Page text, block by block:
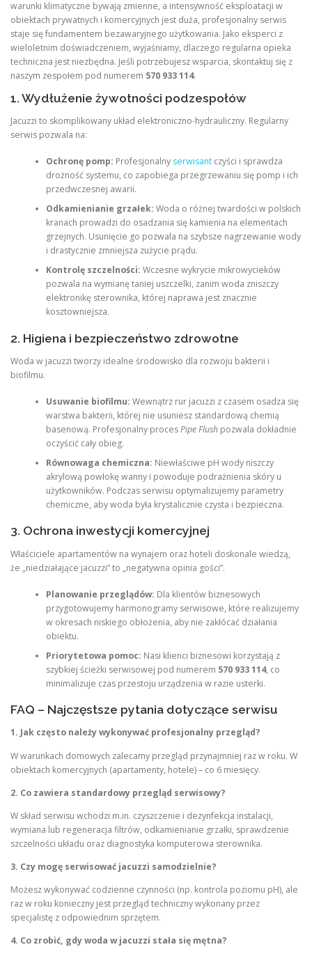
warunki klimatyczne bywają zmienne, a intensywność eksploatacji w
obiektach prywatnych i komercyjnych jest duża, profesjonalny serwis
staje się fundamentem bezawaryjnego użytkowania. Jako eksperci z
wieloletnim doświadczeniem, wyjaśniamy, dlaczego regularna opieka
techniczna jest niezbędna. Jeśli potrzebujesz wsparcia, skontaktuj się z
naszym zespołem pod numerem 570 933 114.
1. Wydłużenie żywotności podzespołów
Jacuzzi to skomplikowany układ elektroniczno-hydrauliczny. Regularny
serwis pozwala na:
Ochronę pomp: Profesjonalny serwisantczyści i sprawdza
drożność systemu, co zapobiega przegrzewaniu się pomp i ich
przedwczesnej awarii.
Odkamienianie grzałek: Woda o różnej twardości w polskich
kranach prowadzi do osadzania się kamienia na elementach
grzejnych. Usunięcie go pozwala na szybsze nagrzewanie wody
i drastycznie zmniejsza zużycie prądu.
Kontrolę szczelności: Wczesne wykrycie mikrowycieków
pozwala na wymianę taniej uszczelki, zanim woda zniszczy
elektronikę sterownika, której naprawa jest znacznie
kosztowniejsza.
2. Higiena i bezpieczeństwo zdrowotne
Woda w jacuzzi tworzy idealne środowisko dla rozwoju bakterii i
biofilmu.
Usuwanie biofilmu: Wewnątrz rur jacuzzi z czasem osadza się
warstwa bakterii, której nie usuniesz standardową chemią
basenową. Profesjonalny procesPipe Flushpozwala dokładnie
oczyścić cały obieg.
Równowaga chemiczna: Niewłaściwe pH wody niszczy
akrylową powłokę wanny i powoduje podrażnienia skóry u
użytkowników. Podczas serwisu optymalizujemy parametry
chemiczne, aby woda była krystalicznie czysta i bezpieczna.
3. Ochrona inwestycji komercyjnej
Właściciele apartamentów na wynajem oraz hoteli doskonale wiedzą,
że „niedziałające jacuzzi” to „negatywna opinia gości”.
Planowanie przeglądów: Dla klientów biznesowych
przygotowujemy harmonogramy serwisowe, które realizujemy
w okresach niskiego obłożenia, aby nie zakłócać działania
obiektu.
Priorytetowa pomoc: Nasi klienci biznesowi korzystają z
szybkiej ścieżki serwisowej pod numerem 570 933 114, co
minimalizuje czas przestoju urządzenia w razie usterki.
FAQ – Najczęstsze pytania dotyczące serwisu
1. Jak często należy wykonywać profesjonalny przegląd?
W warunkach domowych zalecamy przegląd przynajmniej raz w roku. W
obiektach komercyjnych (apartamenty, hotele) – co 6 miesięcy.
2. Co zawiera standardowy przegląd serwisowy?
W skład serwisu wchodzi m.in. czyszczenie i dezynfekcja instalacji,
wymiana lub regeneracja filtrów, odkamienianie grzałki, sprawdzenie
szczelności układu oraz diagnostyka komputerowa sterownika.
3. Czy mogę serwisować jacuzzi samodzielnie?
Możesz wykonywać codzienne czynności (np. kontrola poziomu pH), ale
raz w roku konieczny jest przegląd techniczny wykonany przez
specjalistę z odpowiednim sprzętem.
4. Co zrobić, gdy woda w jacuzzi stała się mętna?